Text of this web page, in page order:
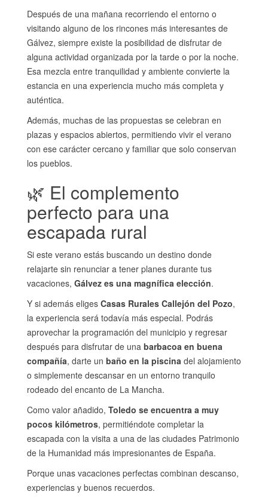
Después de una mañana recorriendo el entorno o
visitando alguno de los rincones más interesantes de
Gálvez, siempre existe la posibilidad de disfrutar de
alguna actividad organizada por la tarde o por la noche.
Esa mezcla entre tranquilidad y ambiente convierte la
estancia en una experiencia mucho más completa y
auténtica.
Además, muchas de las propuestas se celebran en
plazas y espacios abiertos, permitiendo vivir el verano
con ese carácter cercano y familiar que solo conservan
los pueblos.
🌿 El complemento
perfecto para una
escapada rural
Si este verano estás buscando un destino donde
relajarte sin renunciar a tener planes durante tus
vacaciones, Gálvez es una magnífica elección.
Y si además eliges Casas Rurales Callejón del Pozo,
la experiencia será todavía más especial. Podrás
aprovechar la programación del municipio y regresar
después para disfrutar de una barbacoa en buena
compañía, darte un baño en la piscina del alojamiento
o simplemente descansar en un entorno tranquilo
rodeado del encanto de La Mancha.
Como valor añadido, Toledo se encuentra a muy
pocos kilómetros, permitiéndote completar la
escapada con la visita a una de las ciudades Patrimonio
de la Humanidad más impresionantes de España.
Porque unas vacaciones perfectas combinan descanso,
experiencias y buenos recuerdos.